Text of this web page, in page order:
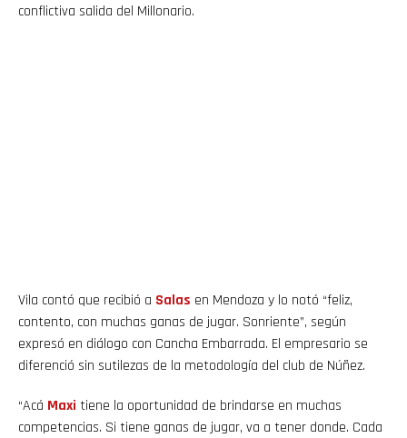
conflictiva salida del Millonario.
Vila contó que recibió a Salas en Mendoza y lo notó “feliz,
contento, con muchas ganas de jugar. Sonriente”, según
expresó en diálogo con Cancha Embarrada. El empresario se
diferenció sin sutilezas de la metodología del club de Núñez.
“Acá Maxi tiene la oportunidad de brindarse en muchas
competencias. Si tiene ganas de jugar, va a tener donde. Cada